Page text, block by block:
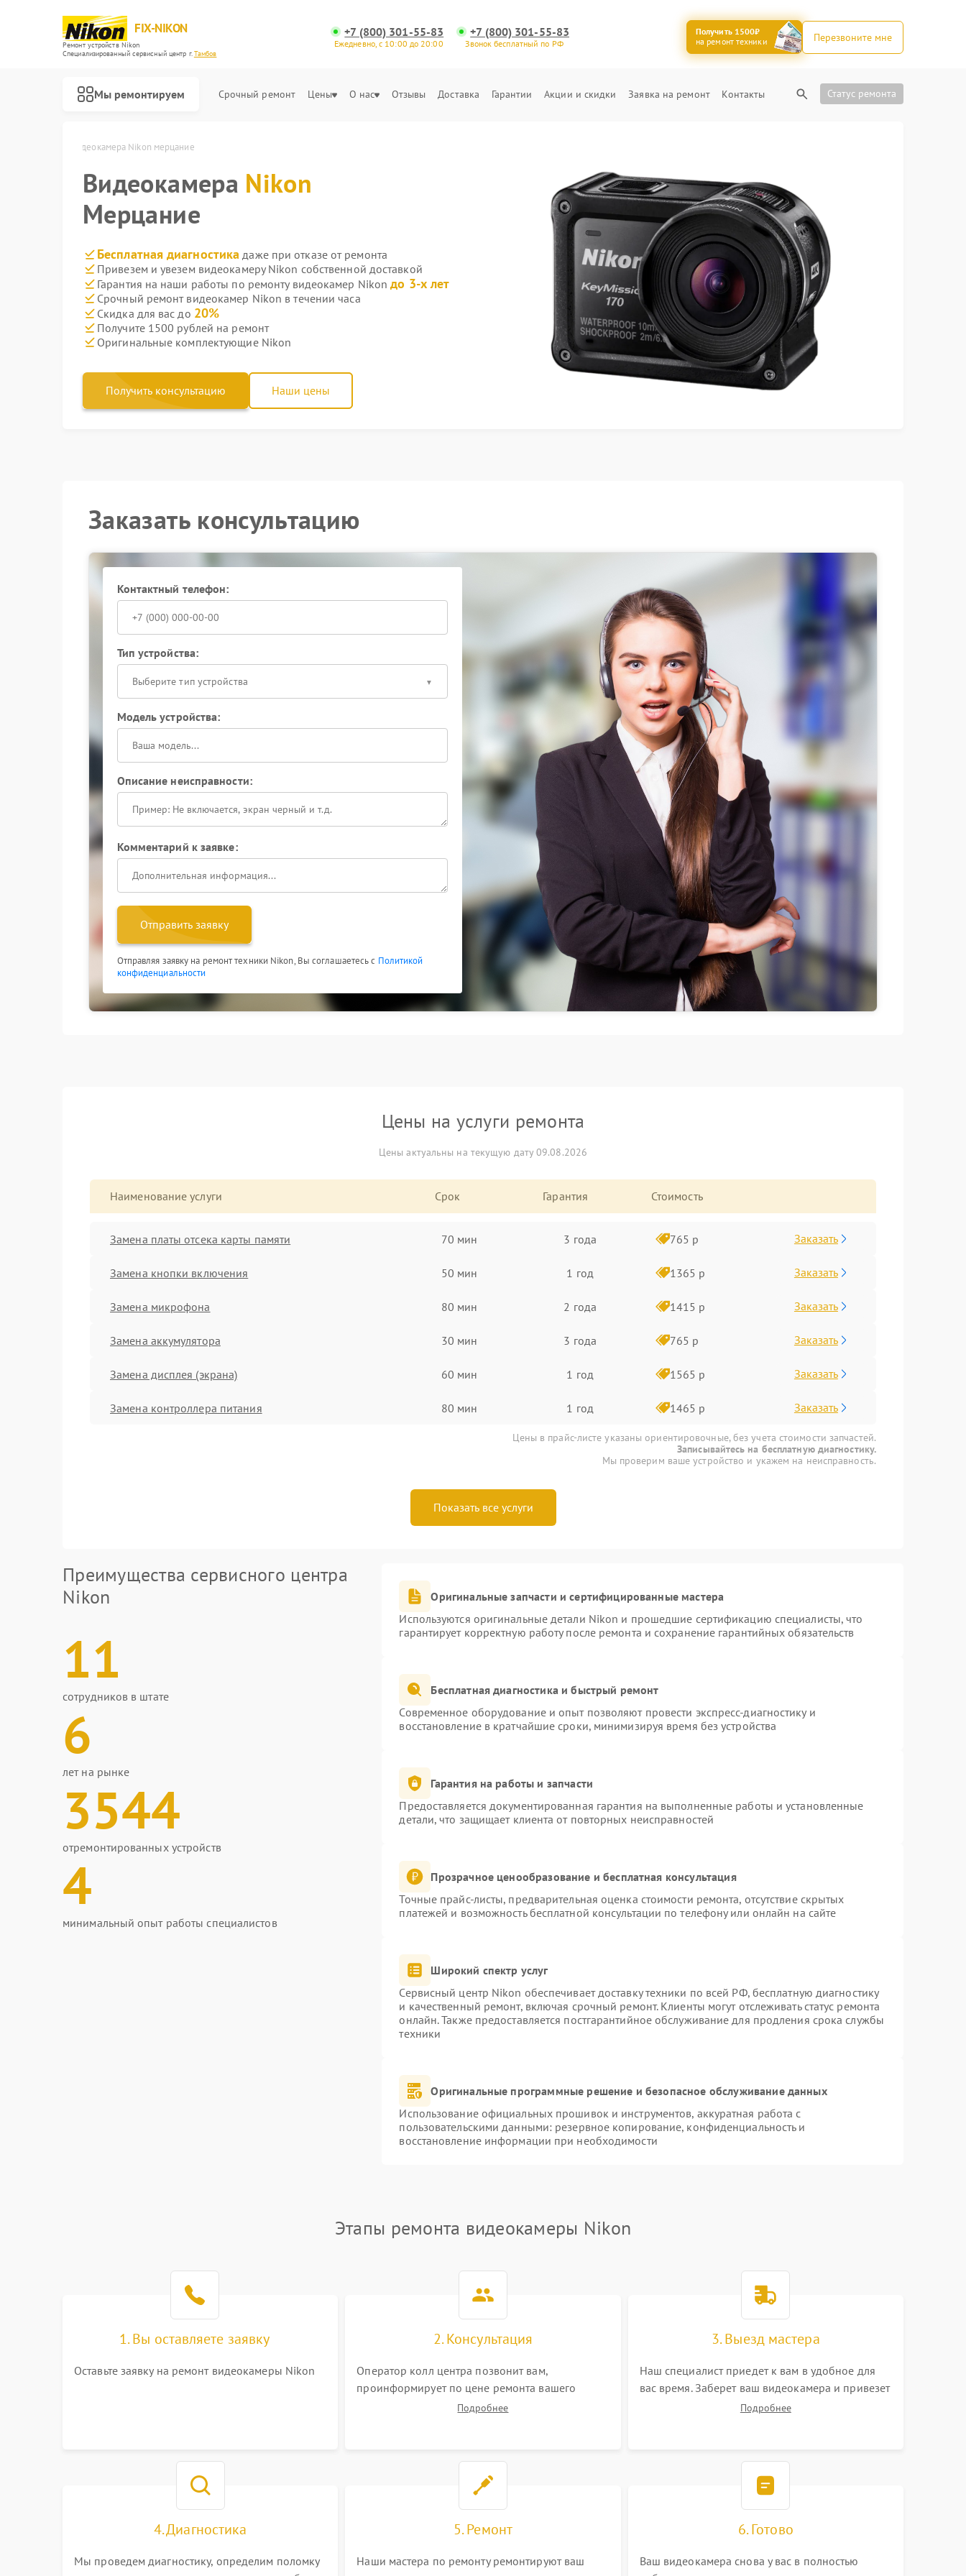
FIX-NIKON
Ремонт устройств Nikon
Специализированный cервисный центр г.Тамбов
+7 (800) 301-55-83
Ежедневно, с 10:00 до 20:00
+7 (800) 301-55-83
Звонок бесплатный по РФ
Получить 1500₽
на ремонт техники
Перезвоните мне
Мы ремонтируем Срочный ремонт Цены О нас Отзывы Доставка Гарантии Акции и скидки Заявка на ремонт Контакты Статус ремонта
Видеокамера Nikon мерцание
Видеокамера Nikon
Мерцание
Бесплатная диагностика даже при отказе от ремонта
Привезем и увезем видеокамеру Nikon собственной доставкой
Гарантия на наши работы по ремонту видеокамер Nikonдо 3-х лет
Срочный ремонт видеокамер Nikon в течении часа
Скидка для вас до 20%
Получите 1500 рублей на ремонт
Оригинальные комплектующие Nikon
Получить консультацию Наши цены
Заказать консультацию
Контактный телефон:
Тип устройства:
Выберите тип устройства
Модель устройства:
Описание неисправности:
Комментарий к заявке:
Отправить заявку
Отправляя заявку на ремонт техники Nikon, Вы соглашаетесь с Политикой
конфиденциальности
Цены на услуги ремонта
Цены актуальны на текущую дату 09.08.2026
Наименование услуги Срок Гарантия Стоимость
Замена платы отсека карты памяти 70 мин 3 года 765 р Заказать
Замена кнопки включения 50 мин 1 год 1365 р Заказать
Замена микрофона 80 мин 2 года 1415 р Заказать
Замена аккумулятора 30 мин 3 года 765 р Заказать
Замена дисплея (экрана) 60 мин 1 год 1565 р Заказать
Замена контроллера питания 80 мин 1 год 1465 р Заказать
Цены в прайс-листе указаны ориентировочные, без учета стоимости запчастей.
Записывайтесь на бесплатную диагностику.
Мы проверим ваше устройство и укажем на неисправность.
Показать все услуги
Преимущества сервисного центра
Nikon
11
сотрудников в штате
6
лет на рынке
3544
отремонтированных устройств
4
минимальный опыт работы специалистов
Оригинальные запчасти и сертифицированные мастера
Используются оригинальные детали Nikon и прошедшие сертификацию специалисты, что
гарантирует корректную работу после ремонта и сохранение гарантийных обязательств
Бесплатная диагностика и быстрый ремонт
Современное оборудование и опыт позволяют провести экспресс-диагностику и
восстановление в кратчайшие сроки, минимизируя время без устройства
Гарантия на работы и запчасти
Предоставляется документированная гарантия на выполненные работы и установленные
детали, что защищает клиента от повторных неисправностей
Прозрачное ценообразование и бесплатная консультация
Точные прайс-листы, предварительная оценка стоимости ремонта, отсутствие скрытых
платежей и возможность бесплатной консультации по телефону или онлайн на сайте
Широкий спектр услуг
Сервисный центр Nikon обеспечивает доставку техники по всей РФ, бесплатную диагностику
и качественный ремонт, включая срочный ремонт. Клиенты могут отслеживать статус ремонта
онлайн. Также предоставляется постгарантийное обслуживание для продления срока службы
техники
Оригинальные программные решение и безопасное обслуживание данных
Использование официальных прошивок и инструментов, аккуратная работа с
пользовательскими данными: резервное копирование, конфиденциальность и
восстановление информации при необходимости
Этапы ремонта видеокамеры Nikon
1. Вы оставляете заявку
Оставьте заявку на ремонт видеокамеры Nikon
2. Консультация
Оператор колл центра позвонит вам,
проинформирует по цене ремонта вашего
видеокамеры а также ответит на все ваши
Подробнее
3. Выезд мастера
Наш специалист приедет к вам в удобное для
вас время. Заберет ваш видеокамера и привезет
на склад для диагностики.
Подробнее
4. Диагностика
Мы проведем диагностику, определим поломку
5. Ремонт
Наши мастера по ремонту ремонтируют ваш
6. Готово
Ваш видеокамера снова у вас в полностью